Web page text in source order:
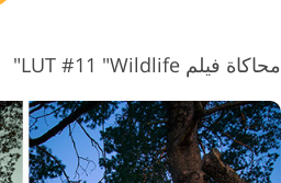
محاكاة فيلم LUT #11 "Wildlife"